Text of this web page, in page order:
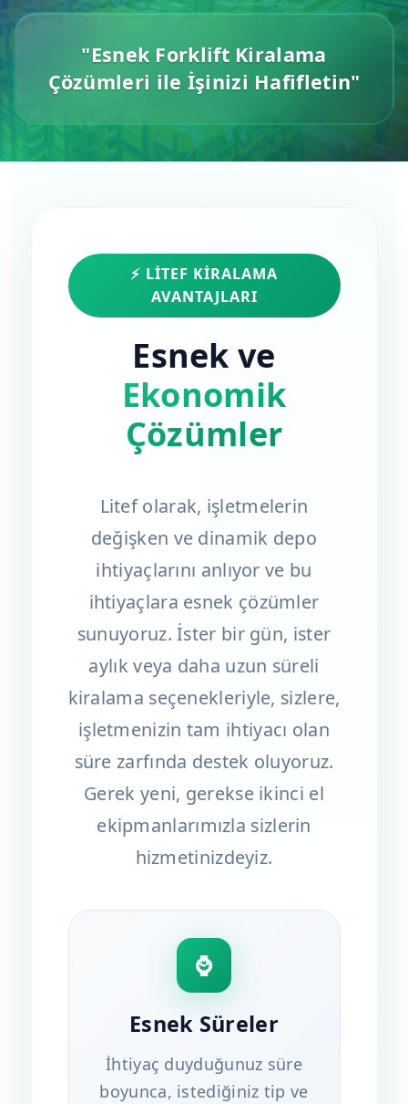
"Esnek Forklift Kiralama
Çözümleri ile İşinizi Hafifletin"
⚡ LITEF KIRALAMA
AVANTAJLARI
Esnek ve
Ekonomik
Çözümler
Litef olarak, işletmelerin
değişken ve dinamik depo
ihtiyaçlarını anlıyor ve bu
ihtiyaçlara esnek çözümler
sunuyoruz. İster bir gün, ister
aylık veya daha uzun süreli
kiralama seçenekleriyle, sizlere,
işletmenizin tam ihtiyacı olan
süre zarfında destek oluyoruz.
Gerek yeni, gerekse ikinci el
ekipmanlarımızla sizlerin
hizmetinizdeyiz.
⌚
Esnek Süreler
İhtiyaç duyduğunuz süre
boyunca, istediğiniz tip ve